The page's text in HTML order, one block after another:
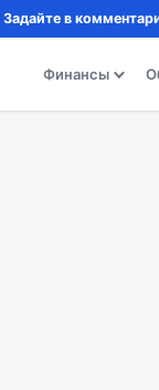
Задайте в
Финансы